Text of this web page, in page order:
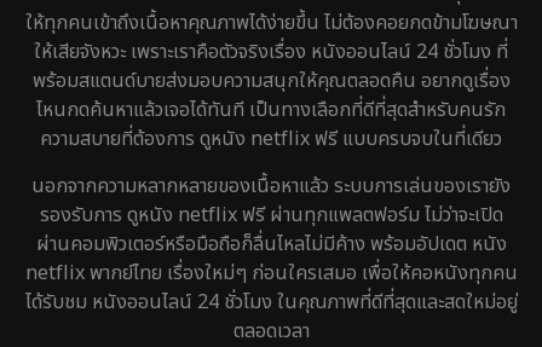
ให้ทุกคนเข้าถึงเนื้อหาคุณภาพได้ง่ายขึ้น ไม่ต้องคอยกดข้ามโฆษณา
ให้เสียจังหวะ เพราะเราคือตัวจริงเรื่อง หนังออนไลน์ 24 ชั่วโมง ที่
พร้อมสแตนด์บายส่งมอบความสนุกให้คุณตลอดคืน อยากดูเรื่อง
ไหนกดค้นหาแล้วเจอได้ทันที เป็นทางเลือกที่ดีที่สุดสำหรับคนรัก
ความสบายที่ต้องการ ดูหนัง netflix ฟรี แบบครบจบในที่เดียว
นอกจากความหลากหลายของเนื้อหาแล้ว ระบบการเล่นของเรายัง
รองรับการ ดูหนัง netflix ฟรี ผ่านทุกแพลตฟอร์ม ไม่ว่าจะเปิด
ผ่านคอมพิวเตอร์หรือมือถือก็ลื่นไหลไม่มีค้าง พร้อมอัปเดต หนัง
netflix พากย์ไทย เรื่องใหม่ๆ ก่อนใครเสมอ เพื่อให้คอหนังทุกคน
ได้รับชม หนังออนไลน์ 24 ชั่วโมง ในคุณภาพที่ดีที่สุดและสดใหม่อยู่
ตลอดเวลา